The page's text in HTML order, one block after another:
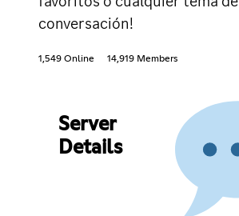
conversación!
1,549 Online 14,919 Members
Server
Details